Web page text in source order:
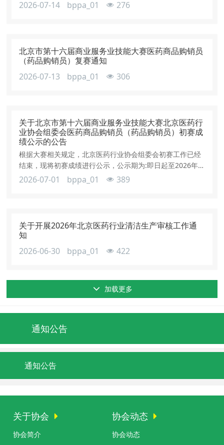
2026-07-14 bppa_01 276
北京市第十六届商业服务业技能大赛医药商品购销员
（药品购销员）复赛通知
2026-07-13
bppa_01 306
关于北京市第十六届商业服务业技能大赛北京医药行
业协会组委会医药商品购销员（药品购销员）初赛成
绩公示的公告
根据大赛相关规定，北京医药行业协会组委会初赛工作已经
结束，现将初赛成绩进行公示，公示期为:即日起至2026年7
月4日止。
2026-07-01 bppa_01 389
关于开展2026年北京医药行业清洁生产审核工作通
知
2026-06-30
bppa_01 422
加载更多
通知公告
通知公告
关于协会
协会简介
协会动态
协会动态